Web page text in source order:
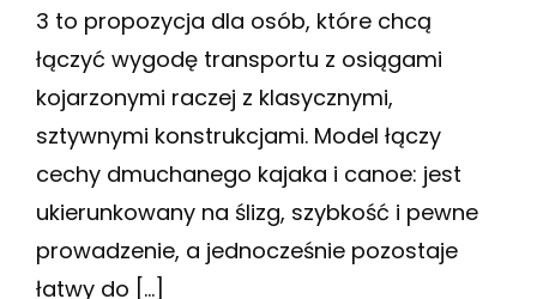
3 to propozycja dla osób, które chcą
łączyć wygodę transportu z osiągami
kojarzonymi raczej z klasycznymi,
sztywnymi konstrukcjami. Model łączy
cechy dmuchanego kajaka i canoe: jest
ukierunkowany na ślizg, szybkość i pewne
prowadzenie, a jednocześnie pozostaje
łatwy do […]